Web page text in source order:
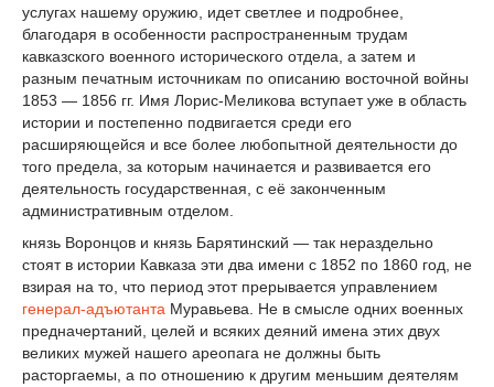
услугах нашему оружию, идет светлее и подробнее,
благодаря в особенности распространенным трудам
кавказского военного исторического отдела, а затем и
разным печатным источникам по описанию восточной войны
1853 — 1856 гг. Имя Лорис-Меликова вступает уже в область
истории и постепенно подвигается среди его
расширяющейся и все более любопытной деятельности до
того предела, за которым начинается и развивается его
деятельность государственная, с её законченным
административным отделом.
князь Воронцов и князь Барятинский — так нераздельно
стоят в истории Кавказа эти два имени с 1852 по 1860 год, не
взирая на то, что период этот прерывается управлением
генерал-адъютанта Муравьева. Не в смысле одних военных
предначертаний, целей и всяких деяний имена этих двух
великих мужей нашего ареопага не должны быть
расторгаемы, а по отношению к другим меньшим деятелям